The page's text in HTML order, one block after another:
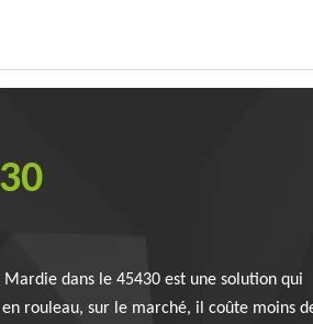
dans le 45430 est une solution qui
rouleau, sur le marché, il coûte moins